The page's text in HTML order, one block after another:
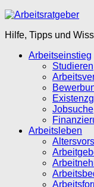
Hilfe, Tipps und
Arbeitseinstieg
Studieren
Jobsuche
Arbeitsleben